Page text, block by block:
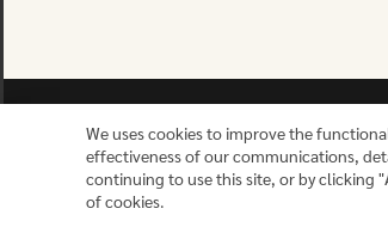
We uses cookies to improve the
effectiveness of our communications,
continuing to use this site, or by clicking
of cookies.
Contact us